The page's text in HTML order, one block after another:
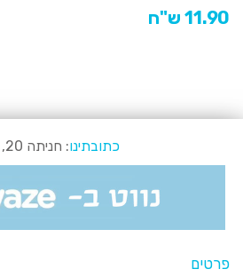
11.90 ש"ח
כתובתינו: חניתה 20, חיפה
פרטים